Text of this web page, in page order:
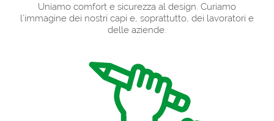
Uniamo comfort e sicurezza al design. Curiamo
l’immagine dei nostri capi e, soprattutto, dei lavoratori e
delle aziende.